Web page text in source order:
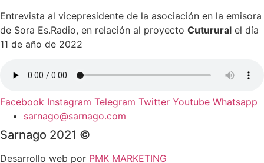
Entrevista al vicepresidente de la asociación en la emisora
de Sora Es.Radio, en relación al proyecto Cuturural el día
11 de año de 2022
Facebook Instagram Telegram Twitter Youtube Whatsapp
sarnago@sarnago.com
Sarnago 2021 ©
Desarrollo web por PMK MARKETING